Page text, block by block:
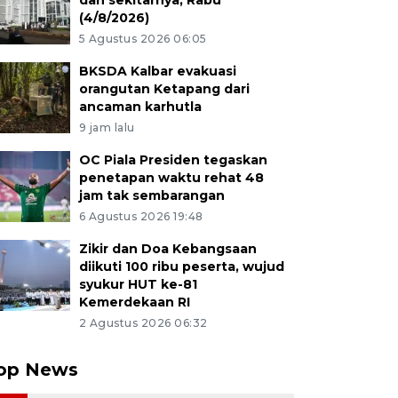
(4/8/2026)
5 Agustus 2026 06:05
BKSDA Kalbar evakuasi
orangutan Ketapang dari
ancaman karhutla
9 jam lalu
OC Piala Presiden tegaskan
penetapan waktu rehat 48
jam tak sembarangan
6 Agustus 2026 19:48
Zikir dan Doa Kebangsaan
diikuti 100 ribu peserta, wujud
syukur HUT ke-81
Kemerdekaan RI
2 Agustus 2026 06:32
News